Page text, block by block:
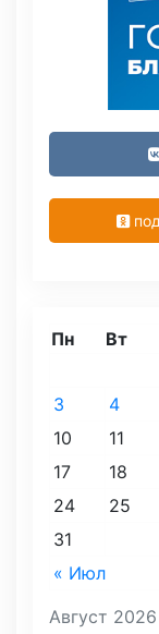
Август 2026
Пн Вт
« Июл
3
4
10
11
17
18
24
25
31